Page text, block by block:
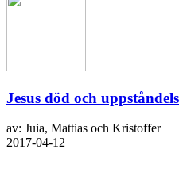
Jesus död och
av: Juia, Mattias och Kristoffer
2017-04-12